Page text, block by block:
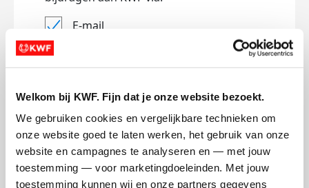
Welkom bij KWF. Fijn dat je onze website bezoekt.
We gebruiken cookies en vergelijkbare technieken om
onze website goed te laten werken, het gebruik van onze
website en campagnes te analyseren en — met jouw
toestemming — voor marketingdoeleinden. Met jouw
toestemming kunnen wij en onze partners gegevens
E-mail
Lees
persoonsgegevens.
Jouw bericht op de actiepagina van Team
(optioneel)
0/150
Naam die op de pagina verschijnt